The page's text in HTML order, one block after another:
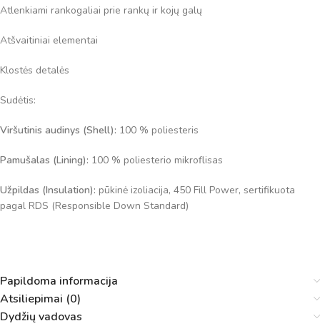
Atlenkiami rankogaliai prie rankų ir kojų galų
Atšvaitiniai elementai
Klostės detalės
Sudėtis:
Viršutinis audinys (Shell): 100 % poliesteris
Pamušalas (Lining): 100 % poliesterio mikroflisas
Užpildas (Insulation): pūkinė izoliacija, 450 Fill Power, sertifikuota
pagal RDS (Responsible Down Standard)
Papildoma informacija
Atsiliepimai (0)
Dydžių vadovas